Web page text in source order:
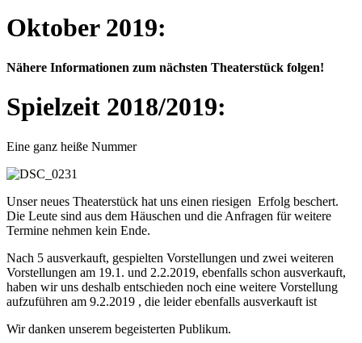
Oktober 2019:
Nähere Informationen zum nächsten Theaterstück folgen!
Spielzeit 2018/2019:
Eine ganz heiße Nummer
Unser neues Theaterstück hat uns einen riesigen Erfolg beschert.
Die Leute sind aus dem Häuschen und die Anfragen für weitere
Termine nehmen kein Ende.
Nach 5 ausverkauft, gespielten Vorstellungen und zwei weiteren
Vorstellungen am 19.1. und 2.2.2019, ebenfalls schon ausverkauft,
haben wir uns deshalb entschieden noch eine weitere Vorstellung
aufzuführen am 9.2.2019 , die leider ebenfalls ausverkauft ist
Wir danken unserem begeisterten Publikum.